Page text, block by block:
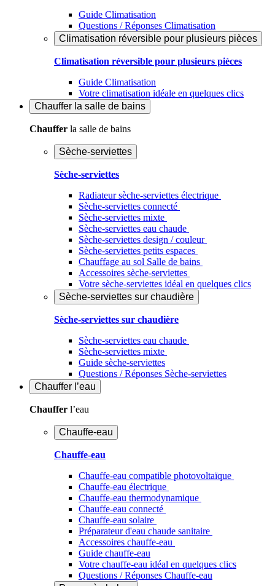
Guide Climatisation
Questions / Réponses Climatisation
Climatisation réversible pour plusieurs pièces
Climatisation réversible pour plusieurs pièces
Guide Climatisation
Votre climatisation idéale en quelques clics
Chauffer la salle de bains
Chauffer la salle de bains
Sèche-serviettes
Sèche-serviettes
Radiateur sèche-serviettes électrique
Sèche-serviettes connecté
Sèche-serviettes mixte
Sèche-serviettes eau chaude
Sèche-serviettes design / couleur
Sèche-serviettes petits espaces
Chauffage au sol Salle de bains
Accessoires sèche-serviettes
Votre sèche-serviettes idéal en quelques clics
Sèche-serviettes sur chaudière
Sèche-serviettes sur chaudière
Sèche-serviettes eau chaude
Sèche-serviettes mixte
Guide sèche-serviettes
Questions / Réponses Sèche-serviettes
Chauffer l’eau
Chauffer l’eau
Chauffe-eau
Chauffe-eau
Chauffe-eau compatible photovoltaïque
Chauffe-eau électrique
Chauffe-eau thermodynamique
Chauffe-eau connecté
Chauffe-eau solaire
Préparateur d'eau chaude sanitaire
Accessoires chauffe-eau
Guide chauffe-eau
Votre chauffe-eau idéal en quelques clics
Questions / Réponses Chauffe-eau